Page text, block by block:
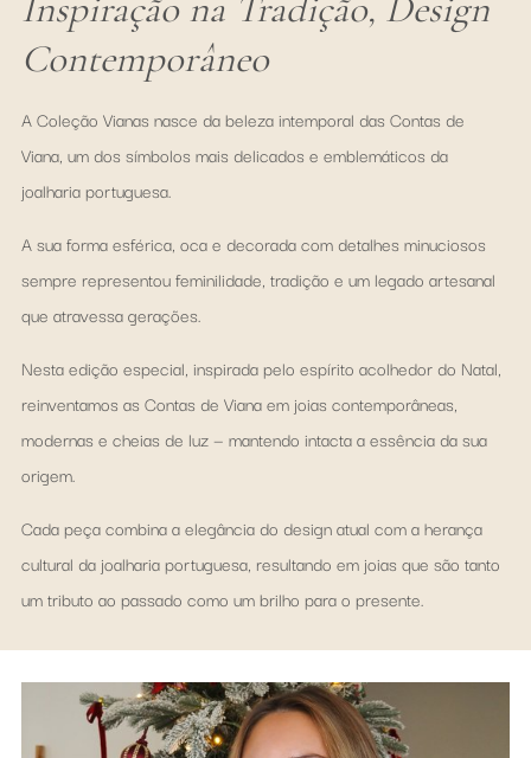
Contemporâneo
A Coleção Vianas nasce da beleza intemporal das Contas de
Viana, um dos símbolos mais delicados e emblemáticos da
joalharia portuguesa.
A sua forma esférica, oca e decorada com detalhes minuciosos
sempre representou feminilidade, tradição e um legado artesanal
que atravessa gerações.
Nesta edição especial, inspirada pelo espírito acolhedor do Natal,
reinventamos as Contas de Viana em joias contemporâneas,
modernas e cheias de luz — mantendo intacta a essência da sua
origem.
Cada peça combina a elegância do design atual com a herança
cultural da joalharia portuguesa, resultando em joias que são tanto
um tributo ao passado como um brilho para o presente.